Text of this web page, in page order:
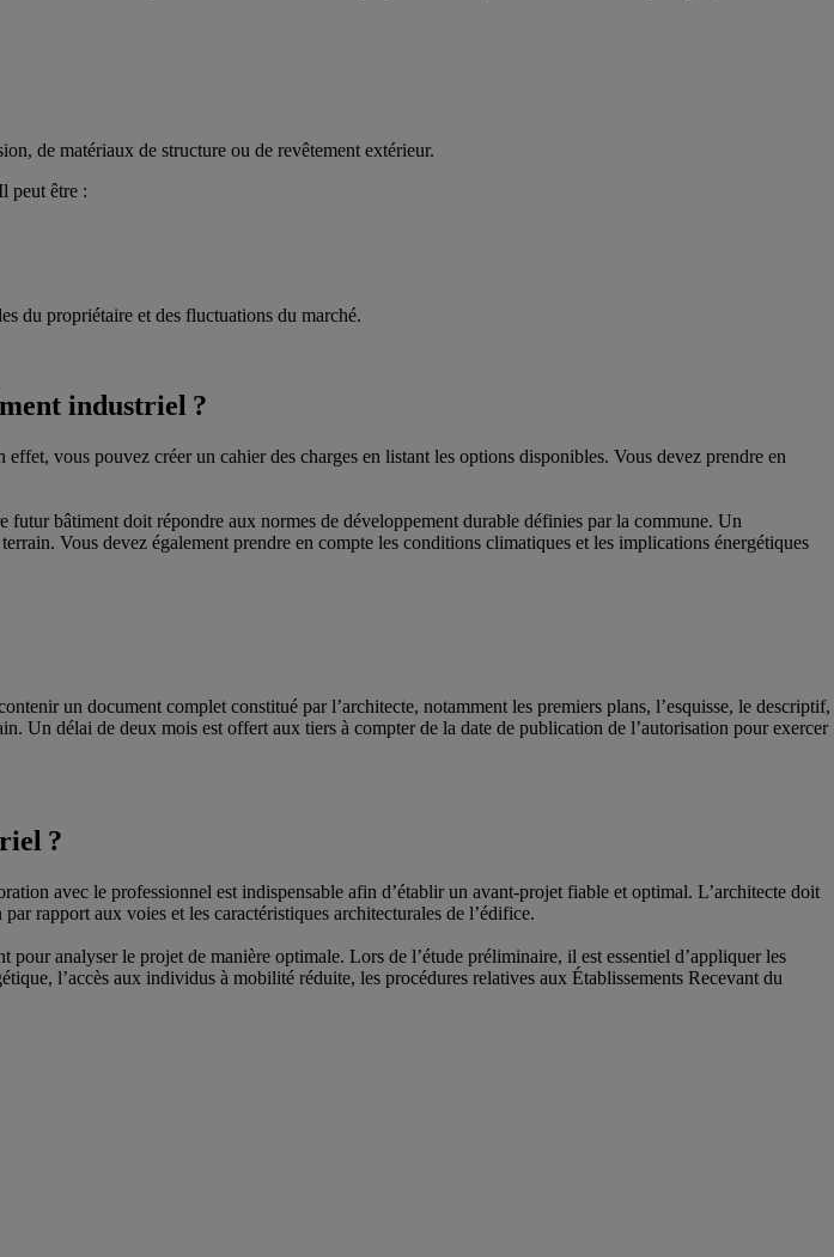
de matériaux de structure ou de revêtement extérieur.
peut être :
du propriétaire et des fluctuations du marché.
industriel ?
vous pouvez créer un cahier des charges en listant les options disponibles. Vous devez prendre en
bâtiment doit répondre aux normes de développement durable définies par la commune. Un
Vous devez également prendre en compte les conditions climatiques et les implications énergétiques
un document complet constitué par l’architecte, notamment les premiers plans, l’esquisse, le descriptif,
Un délai de deux mois est offert aux tiers à compter de la date de publication de l’autorisation pour exercer
?
avec le professionnel est indispensable afin d’établir un avant-projet fiable et optimal. L’architecte doit
rapport aux voies et les caractéristiques architecturales de l’édifice.
analyser le projet de manière optimale. Lors de l’étude préliminaire, il est essentiel d’appliquer les
l’accès aux individus à mobilité réduite, les procédures relatives aux Établissements Recevant du